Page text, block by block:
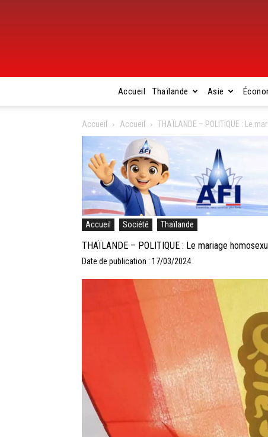
Accueil Thaïlande Asie
Accueil Accueil THAÏLANDE – POLITIQUE : Le
Accueil Société Thaïlande
THAÏLANDE – POLITIQUE : Le mariage
Date de publication : 17/03/2024